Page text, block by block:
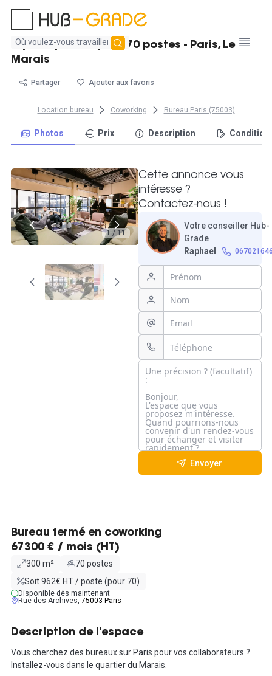
Aucun
résultat
Espace privatif pour 70 postes - Paris, Le
Marais
Partager Ajouter aux favoris
Location bureau Coworking Bureau Paris (75003)
Photos Prix Description
1 / 11
Cette annonce vous
intéresse ?
Contactez-nous !
Votre conseiller Hub-
Grade
Raphael
Envoyer
Bureau fermé en coworking
67300 € / mois (HT)
300 m²
70 postes
Soit 962€ HT / poste (pour 70)
Disponible dès maintenant
Rue des Archives, 75003 Paris
Description de l'espace
Vous cherchez des bureaux sur Paris pour vos collaborateurs ?
Installez-vous dans le quartier du Marais.